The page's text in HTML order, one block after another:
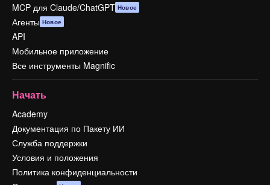
MCP для Claude/ChatGPT Новое
Агенты Новое
API
Мобильное приложение
Все инструменты Magnific
Начать
Academy
Документация по Пакету ИИ
Служба поддержки
Условия и положения
Политика конфиденциальности